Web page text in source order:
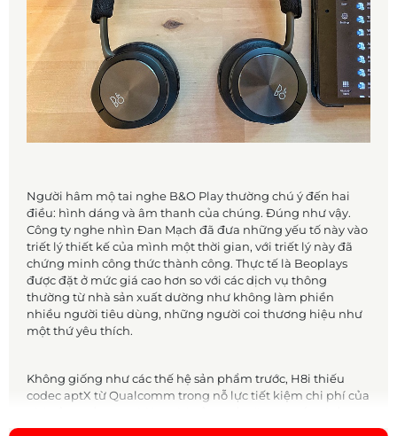
Người hâm mộ tai nghe B&O Play thường chú ý đến hai
điều: hình dáng và âm thanh của chúng. Đúng như vậy.
Công ty nghe nhìn Đan Mạch đã đưa những yếu tố này vào
triết lý thiết kế của mình một thời gian, với triết lý này đã
chứng minh công thức thành công. Thực tế là Beoplays
được đặt ở mức giá cao hơn so với các dịch vụ thông
thường từ nhà sản xuất dường như không làm phiền
nhiều người tiêu dùng, những người coi thương hiệu như
một thứ yêu thích.
Không giống như các thế hệ sản phẩm trước, H8i thiếu
codec aptX từ Qualcomm trong nỗ lực tiết kiệm chi phí của
mạnh rằng không có sự khác biệt thực sự giữa codec đó và